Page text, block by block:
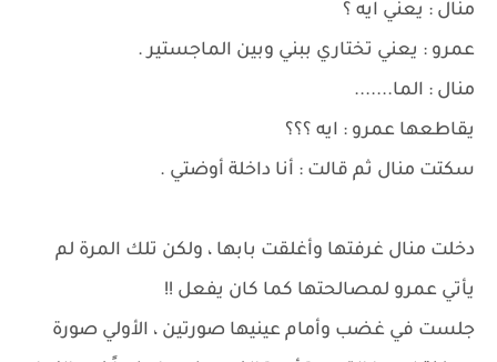
منال : يعني ايه ؟
عمرو : يعني تختاري ببني وبين الماجستير .
منال : الما.......
يقاطعها عمرو : ايه ؟؟؟
سكتت منال ثم قالت : أنا داخلة أوضتي .
دخلت منال غرفتها وأغلقت بابها ، ولكن تلك المرة لم
يأتي عمرو لمصالحتها كما كان يفعل !!
جلست في غضب وأمام عينيها صورتين ، الأولي صورة